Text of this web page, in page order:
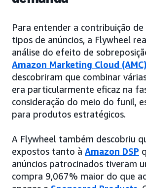
Para entender a contribuição
tipos de anúncios, a Flywheel
análise do efeito de
Amazon Marketing Cloud (AMC)
descobriram que combinar
era particularmente eficaz na
consideração do meio do funil,
para produtos estratégicos.
A Flywheel também descobriu
expostos tanto à Amazon DSP
anúncios patrocinados tiveram
compra 9,067% maior do que